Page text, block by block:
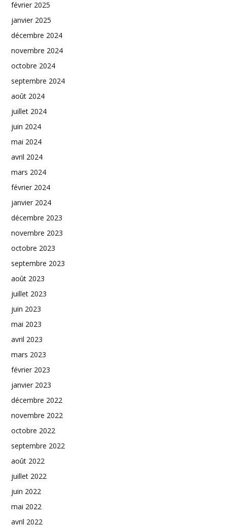
février 2025
janvier 2025
décembre 2024
novembre 2024
octobre 2024
septembre 2024
août 2024
juillet 2024
juin 2024
mai 2024
avril 2024
mars 2024
février 2024
janvier 2024
décembre 2023
novembre 2023
octobre 2023
septembre 2023
août 2023
juillet 2023
juin 2023
mai 2023
avril 2023
mars 2023
février 2023
janvier 2023
décembre 2022
novembre 2022
octobre 2022
septembre 2022
août 2022
juillet 2022
juin 2022
mai 2022
avril 2022